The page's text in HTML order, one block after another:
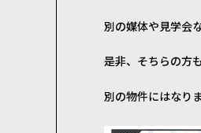
別の媒体や見学会
是非、そちらの方
別の物件にはなり